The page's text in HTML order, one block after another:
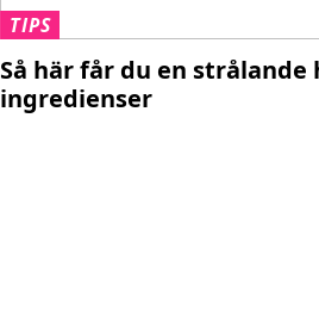
TIPS
Så här får du en
ingredienser